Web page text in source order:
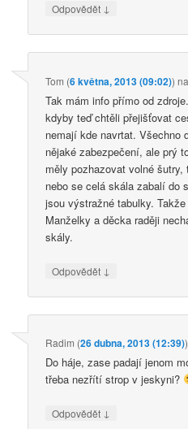
Odpovědět ↓
Tom (6 května, 2013 (09:02))
Tak mám info přímo od
kdyby teď chtěli přejišťovat
nemají kde navrtat. Všechno
nějaké zabezpečení, ale prý
měly pozhazovat volné
nebo se celá skála zabalí
jsou výstražné tabulky.
Manželky a děcka raději
skály.
Odpovědět ↓
Radim (26 dubna, 2013 (12:39)
Do háje, zase padají jenom
třeba nezřítí strop v jeskyni?
Odpovědět ↓